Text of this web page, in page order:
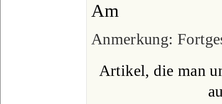
Am
Anmerkung:
Artikel, die man